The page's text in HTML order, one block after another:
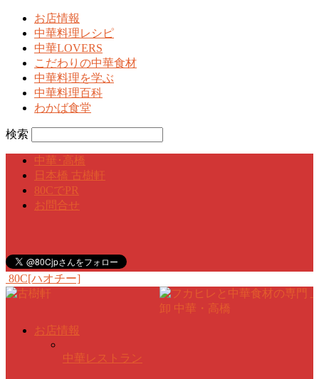
お店情報
中華料理レシピ
中華LOVERS
こだわりの中華食材
中華料理を学ぶ
中華料理百科
わかば食堂
検索
中華･高橋
日本橋 古樹軒
80CでPR
お問合せ
80C[ハオチー]
お店情報
中華レストラン